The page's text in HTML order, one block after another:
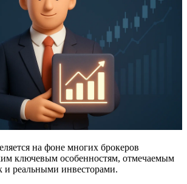
на фоне многих брокеров
ключевым особенностям, отмечаемым
и реальными инвесторами.